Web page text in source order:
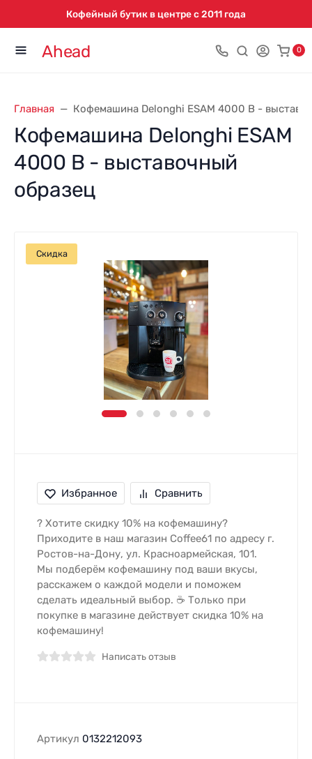
Кофейный бутик в центре с 2011 года
Ahead 0
Главная Кофемашина Delonghi ESAM 4000 B -
Кофемашина Delonghi ESAM
4000 B - выставочный
образец
Скидка
Избранное Сравнить
? Хотите скидку 10% на кофемашину?
Приходите в наш магазин Coffee61 по адресу г.
Ростов-на-Дону, ул. Красноармейская, 101.
Мы подберём кофемашину под ваши вкусы,
расскажем о каждой модели и поможем
сделать идеальный выбор. ☕ Только при
покупке в магазине действует скидка 10% на
кофемашину!
Написать отзыв
Артикул 0132212093